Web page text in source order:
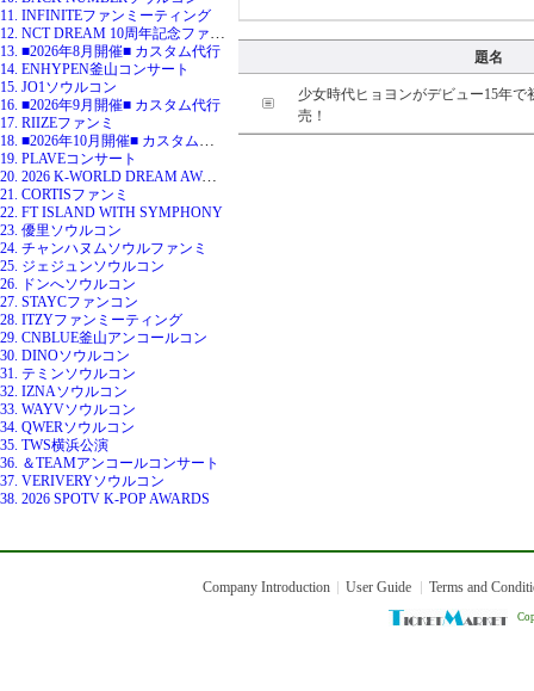
11. INFINITEファンミーティング
12. NCT DREAM 10周年記念ファンミ
13. ■2026年8月開催■ カスタム代行
14. ENHYPEN釜山コンサート
15. JO1ソウルコン
16. ■2026年9月開催■ カスタム代行
17. RIIZEファンミ
18. ■2026年10月開催■ カスタム代行
19. PLAVEコンサート
20. 2026 K-WORLD DREAM AWARDS
21. CORTISファンミ
22. FT ISLAND WITH SYMPHONY
23. 優里ソウルコン
24. チャンハヌムソウルファンミ
25. ジェジュンソウルコン
26. ドンへソウルコン
27. STAYCファンコン
28. ITZYファンミーティング
29. CNBLUE釜山アンコールコン
30. DINOソウルコン
31. テミンソウルコン
32. IZNAソウルコン
33. WAYVソウルコン
34. QWERソウルコン
35. TWS横浜公演
36. ＆TEAMアンコールコンサート
37. VERIVERYソウルコン
38. 2026 SPOTV K-POP AWARDS
題名
少女時代ヒョヨンがデビュー15年で
売！
Company Introduction User Guide Terms and